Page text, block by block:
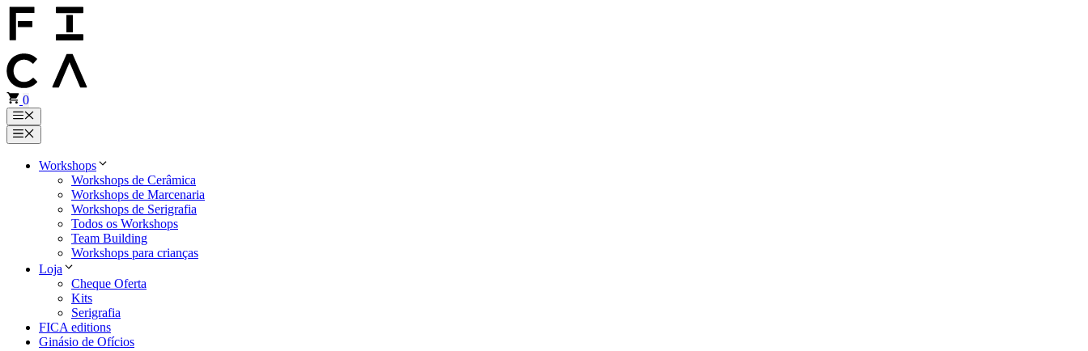
Saltar
para
o
conteúdo
0
Menu
Menu
Workshops
Workshops de Cerâmica
Workshops de Marcenaria
Workshops de Serigrafia
Todos os Workshops
Team Building
Workshops para crianças
Loja
Cheque Oferta
Kits
Serigrafia
FICA editions
Ginásio de Ofícios